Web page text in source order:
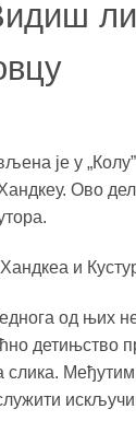
је у
Ово
и
од њих
слика.